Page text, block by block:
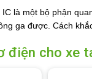
IC là một bộ phận
ga được. Cách
điện cho xe